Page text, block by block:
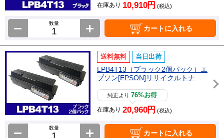
在庫あり 10,910円 (税込)
数量
カートに入れる
送料無料 当日出荷
LPB4T13（ブラック2個パック）エ
プソン[EPSON]リサイクルトナー
カートリッジ
純正より76%お得
在庫あり 20,960円 (税込)
数量
カートに入れる